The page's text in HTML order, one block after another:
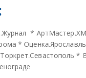
*
* Оценка.Ярославль
Торкрет.Севастополь *